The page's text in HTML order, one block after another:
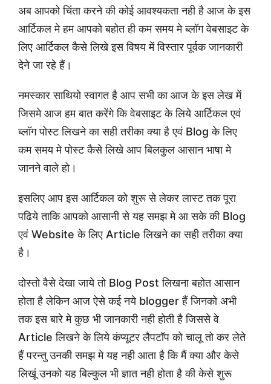
अब आपको चिंता करने की कोई आवश्यकता नही है आज के इस
आर्टिकल मे हम आपको बहोत ही कम समय मे ब्लॉग वेबसाइट के
लिए आर्टिकल कैसे लिखे इस विषय में विस्तार पूर्वक जानकारी
देने जा रहे हैं।
नमस्कार साथियो स्वागत है आप सभी का आज के इस लेख में
जिसमे आज हम बात करेंगे कि वेबसाइट के लिये आर्टिकल एवं
ब्लॉग पोस्ट लिखने का सही तरीका क्या है एवं Blog के लिए
कम समय मे पोस्ट कैसे लिखे आप बिलकुल आसान भाषा मे
जानने वाले हो।
इसलिए आप इस आर्टिकल को शुरू से लेकर लास्ट तक पूरा
पढिये ताकि आपको आसानी से यह समझ मे आ सके की Blog
एवं Website के लिए Article लिखने का सही तरीका क्या
है।
दोस्तो वैसे देखा जाये तो Blog Post लिखना बहोत आसान
होता है लेकिन आज ऐसे कई नये blogger हैं जिनको अभी
तक इस बारे मे कुछ भी जानकारी नही होती है जिससे वे
Article लिखने के लिये कंप्यूटर लैपटॉप को चालू तो कर लेते
हैं परन्तु उनकी समझ मे यह नही आता है कि मैं क्या और केसे
लिखूं उनको यह बिल्कुल भी ज्ञात नही होता है की केसे शुरू